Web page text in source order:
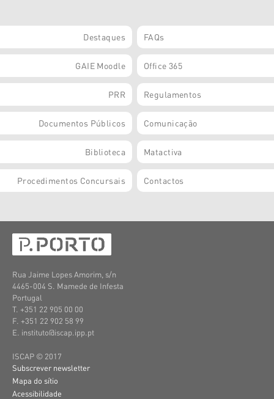
Destaques FAQs
GAIE Moodle Office 365
PRR Regulamentos
Documentos Públicos Comunicação
Biblioteca Matactiva
Procedimentos Concursais Contactos
Rua Jaime Lopes Amorim, s/n
4465-004 S. Mamede de Infesta
Portugal
T. +351 22 905 00 00
F. +351 22 902 58 99
E. instituto@iscap.ipp.pt
ISCAP © 2017
Subscrever newsletter
Mapa do sítio
Acessibilidade